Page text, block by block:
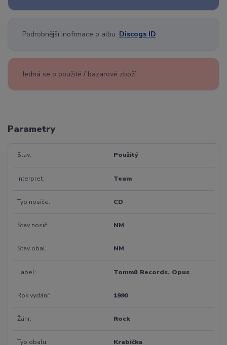
Podrobnější inofrmace o albu: Discogs ID
Jedná se o použité / bazarové zboží
Parametry
Stav Použitý
Interpret Team
Typ nosiče CD
Stav nosič NM
Stav obal NM
Label Tommü Records, Opus
Rok vydání 1990
Žánr Rock
Typ obalu Krabička